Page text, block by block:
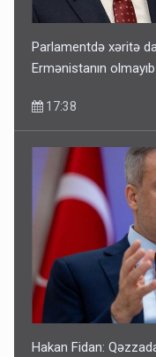
Parlamentdə xəritə
Ermənistanın olmayıb
17:38
Hakan Fidan: